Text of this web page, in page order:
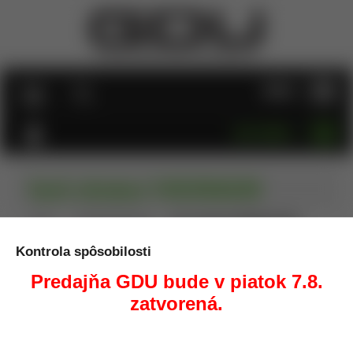
ZĽAVA
Kontrola spôsobilosti
Predajňa GDU bude v piatok 7.8.
zatvorená.